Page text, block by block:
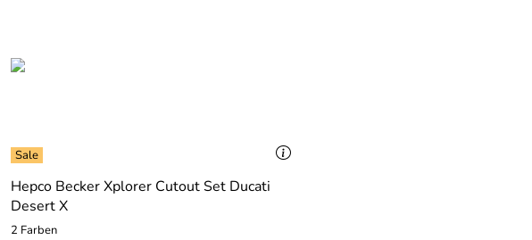
Hepco Becker Xplorer Cutout Set Ducati
Desert X
2 Farben